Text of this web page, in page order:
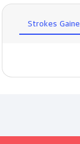
Strokes